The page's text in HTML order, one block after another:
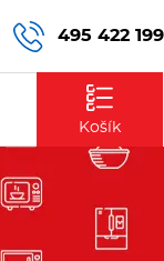
495 422 199
Košík